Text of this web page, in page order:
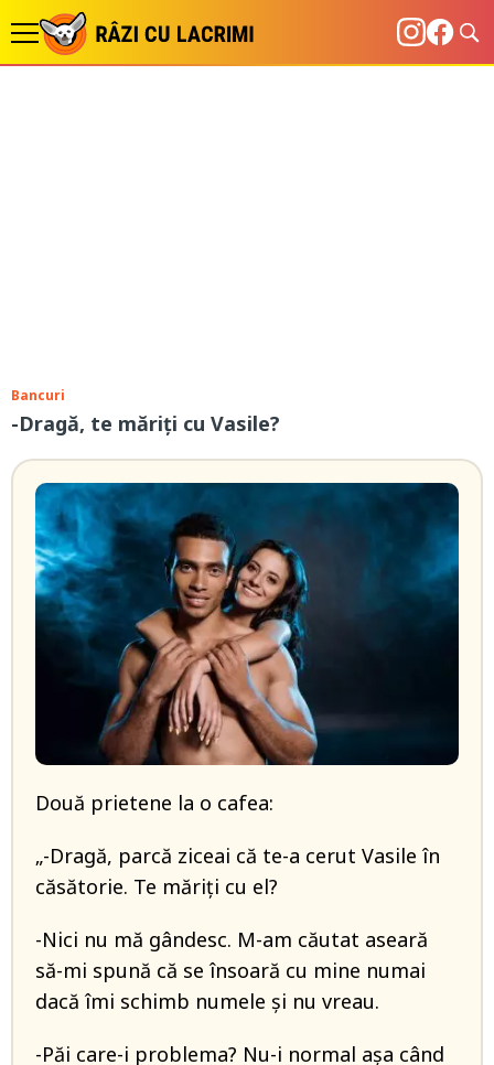
Bancuri
-Dragă, te măriți cu Vasile?
Două prietene la o cafea:
„-Dragă, parcă ziceai că te-a cerut Vasile în
căsătorie. Te măriți cu el?
-Nici nu mă gândesc. M-am căutat aseară
să-mi spună că se însoară cu mine numai
dacă îmi schimb numele și nu vreau.
-Păi care-i problema? Nu-i normal așa când